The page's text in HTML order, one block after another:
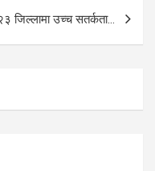
जिल्लामा उच्च सतर्कता…